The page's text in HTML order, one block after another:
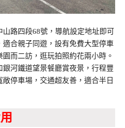
山路四段68號，導航設定地址即可
合親子同遊，設有免費大型停車
而二訪，逛玩拍照約花兩小時。
銀河鐵道望景餐廳賞夜景，行程豐
停車場，交通超友善，適合半日